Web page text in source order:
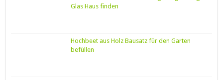
Glas Haus finden
Hochbeet aus Holz Bausatz für den Garten
befüllen